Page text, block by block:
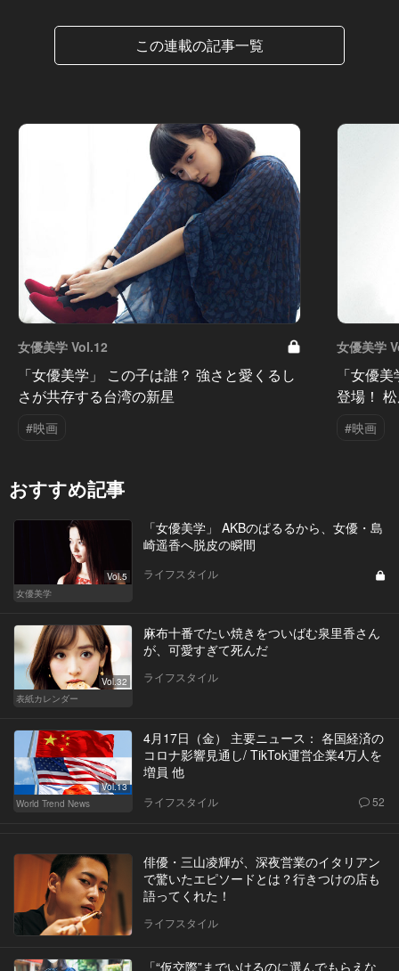
この連載の記事一覧
女優美学 Vol.12
「女優美学」 この子は誰？ 強さと愛くるし
さが共存する台湾の新星
#映画
女優美学
「女優
登場！
#映画
おすすめ記事
Vol.5
女優美学
「女優美学」 AKBのぱるるから、女優・島
崎遥香へ脱皮の瞬間
ライフスタイル
Vol.32
表紙カレンダー
麻布十番でたい焼きをついばむ泉里香さん
が、可愛すぎて死んだ
ライフスタイル
Vol.13
World Trend News
4月17日（金） 主要ニュース： 各国経済の
コロナ影響見通し/ TikTok運営企業4万人を
増員 他
ライフスタイル 52
俳優・三山凌輝が、深夜営業のイタリアン
で驚いたエピソードとは？行きつけの店も
語ってくれた！
ライフスタイル
「“仮交際”までいけるのに選んでもらえな